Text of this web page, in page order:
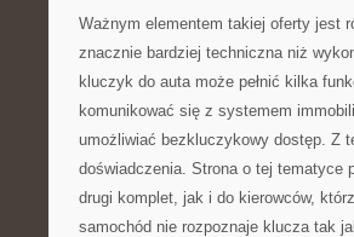
Ważnym elementem takiej oferty jest
znacznie bardziej techniczna niż
kluczyk do auta może pełnić kilka
komunikować się z systemem
umożliwiać bezkluczykowy dostęp. Z
doświadczenia. Strona o tej tematyce
drugi komplet, jak i do kierowców,
samochód nie rozpoznaje klucza tak